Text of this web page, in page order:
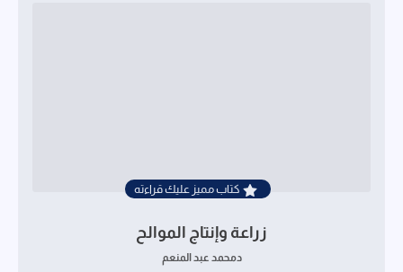
كتاب مميز عليك قراءته
زراعة وإنتاج الموالح
دمحمد عبد المنعم